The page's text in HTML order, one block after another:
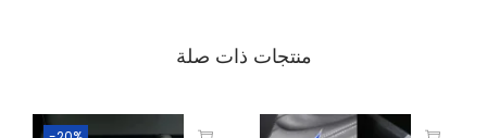
منتجات ذات صلة